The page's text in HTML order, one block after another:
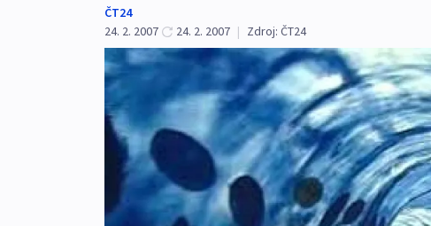
ČT24
24. 2. 2007
24. 2. 2007 | Zdroj: ČT24